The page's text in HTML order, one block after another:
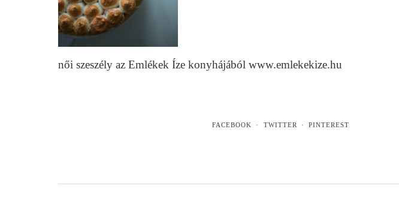
női szeszély az Emlékek Íze konyhájából www.emlekekize.hu
FACEBOOK TWITTER PINTEREST